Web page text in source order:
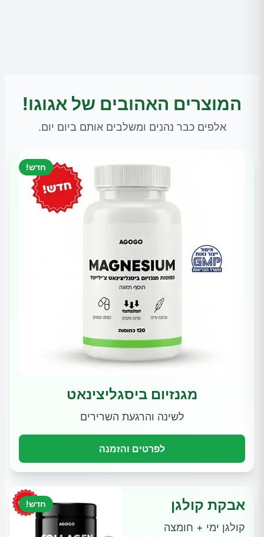
המוצרים האהובים של אגוגו!
אלפים כבר נהנים ומשלבים אותם ביום יום.
חדש!
מגנזיום ביסגליצינאט
לשינה והרגעת השרירים
לפרטים והזמנה
חדש! אבקת קולגן
קולגן ימי + חומצה